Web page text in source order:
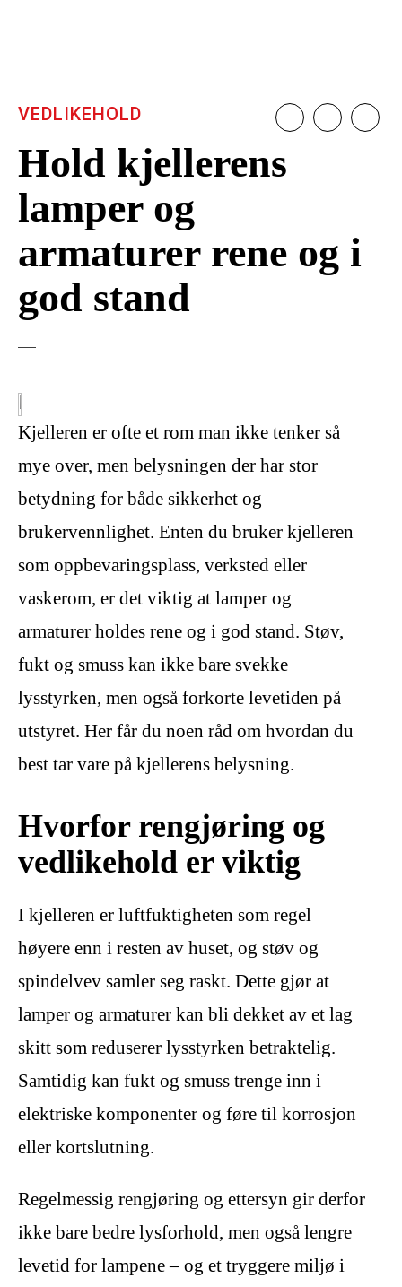
Hold kjellerens
lamper og
armaturer rene og i
god stand
VEDLIKEHOLD
Kjelleren er ofte et rom man ikke tenker så
mye over, men belysningen der har stor
betydning for både sikkerhet og
brukervennlighet. Enten du bruker kjelleren
som oppbevaringsplass, verksted eller
vaskerom, er det viktig at lamper og
armaturer holdes rene og i god stand. Støv,
fukt og smuss kan ikke bare svekke
lysstyrken, men også forkorte levetiden på
utstyret. Her får du noen råd om hvordan du
best tar vare på kjellerens belysning.
Hvorfor rengjøring og
vedlikehold er viktig
I kjelleren er luftfuktigheten som regel
høyere enn i resten av huset, og støv og
spindelvev samler seg raskt. Dette gjør at
lamper og armaturer kan bli dekket av et lag
skitt som reduserer lysstyrken betraktelig.
Samtidig kan fukt og smuss trenge inn i
elektriske komponenter og føre til korrosjon
eller kortslutning.
Regelmessig rengjøring og ettersyn gir derfor
ikke bare bedre lysforhold, men også lengre
levetid for lampene – og et tryggere miljø i